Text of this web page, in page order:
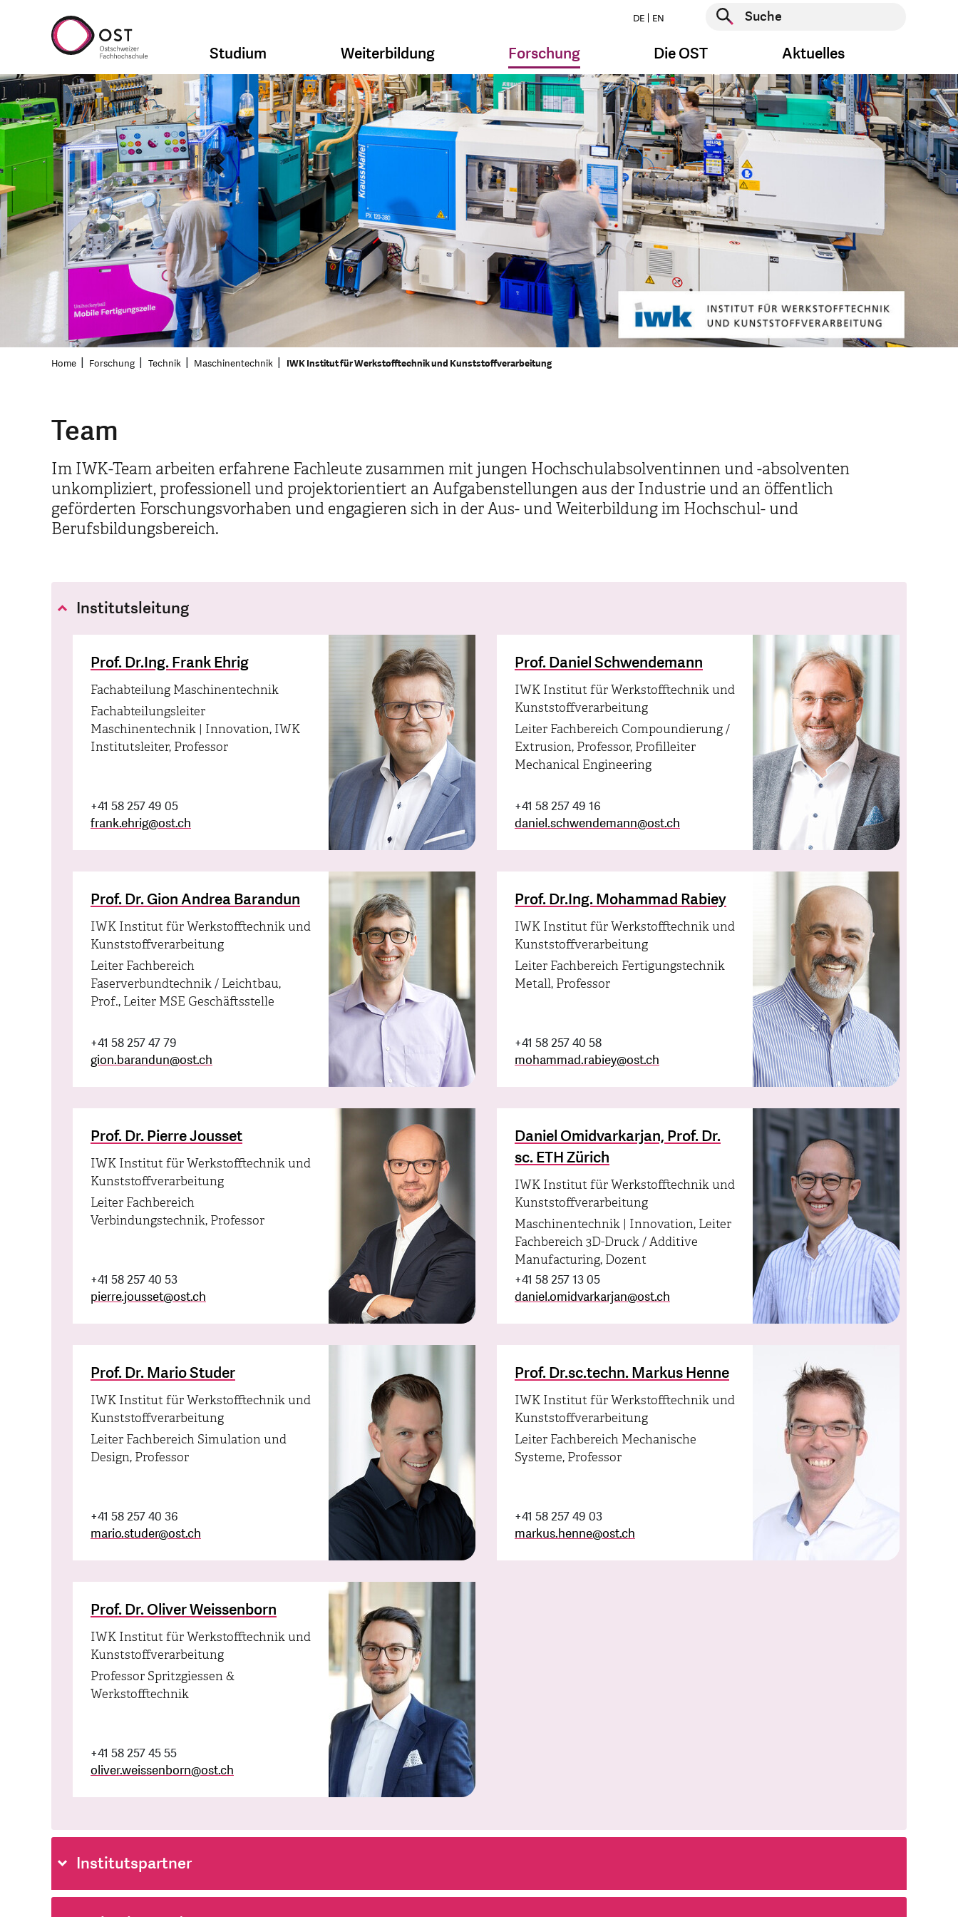
DE EN
Suche starten
Studium Weiterbildung Forschung Die OST Aktuelles
Home Forschung Technik Maschinentechnik IWK Institut für Werkstofftechnik und Kunststoffverarbeitung
Team
Im IWK-Team arbeiten erfahrene Fachleute zusammen mit jungen Hochschulabsolventinnen und -absolventen
unkompliziert, professionell und projektorientiert an Aufgabenstellungen aus der Industrie und an öffentlich
geförderten Forschungsvorhaben und engagieren sich in der Aus- und Weiterbildung im Hochschul- und
Berufsbildungsbereich.
Institutsleitung
Prof. Dr.Ing. Frank Ehrig
Fachabteilung Maschinentechnik
Fachabteilungsleiter
Maschinentechnik | Innovation, IWK
Institutsleiter, Professor
+41 58 257 49 05
frank.ehrig@ost.ch
Prof. Daniel Schwendemann
IWK Institut für Werkstofftechnik und
Kunststoffverarbeitung
Leiter Fachbereich Compoundierung /
Extrusion, Professor, Profilleiter
Mechanical Engineering
+41 58 257 49 16
daniel.schwendemann@ost.ch
Prof. Dr. Gion Andrea Barandun
IWK Institut für Werkstofftechnik und
Kunststoffverarbeitung
Leiter Fachbereich
Faserverbundtechnik / Leichtbau,
Prof., Leiter MSE Geschäftsstelle
+41 58 257 47 79
gion.barandun@ost.ch
Prof. Dr.Ing. Mohammad Rabiey
IWK Institut für Werkstofftechnik und
Kunststoffverarbeitung
Leiter Fachbereich Fertigungstechnik
Metall, Professor
+41 58 257 40 58
mohammad.rabiey@ost.ch
Prof. Dr. Pierre Jousset
IWK Institut für Werkstofftechnik und
Kunststoffverarbeitung
Leiter Fachbereich
Verbindungstechnik, Professor
+41 58 257 40 53
pierre.jousset@ost.ch
Daniel Omidvarkarjan, Prof. Dr.
sc. ETH Zürich
IWK Institut für Werkstofftechnik und
Kunststoffverarbeitung
Maschinentechnik | Innovation, Leiter
Fachbereich 3D-Druck / Additive
Manufacturing, Dozent
+41 58 257 13 05
daniel.omidvarkarjan@ost.ch
Prof. Dr. Mario Studer
IWK Institut für Werkstofftechnik und
Kunststoffverarbeitung
Leiter Fachbereich Simulation und
Design, Professor
+41 58 257 40 36
mario.studer@ost.ch
Prof. Dr.sc.techn. Markus Henne
IWK Institut für Werkstofftechnik und
Kunststoffverarbeitung
Leiter Fachbereich Mechanische
Systeme, Professor
+41 58 257 49 03
markus.henne@ost.ch
Prof. Dr. Oliver Weissenborn
IWK Institut für Werkstofftechnik und
Kunststoffverarbeitung
Professor Spritzgiessen &
Werkstofftechnik
+41 58 257 45 55
oliver.weissenborn@ost.ch
Institutspartner